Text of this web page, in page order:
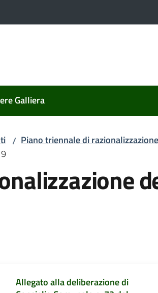
Galliera
/ Piano triennale di
Allegato alla deliberazione di